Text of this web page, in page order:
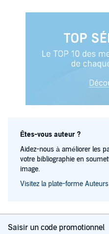
Êtes-vous auteur ?
Aidez-nous à améliorer les
votre bibliographie en
image.
Visitez la plate-forme
Saisir un code promotionnel